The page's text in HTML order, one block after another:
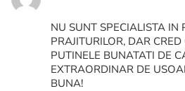
NU SUNT SPECIALISTA IN
PRAJITURILOR, DAR
PUTINELE BUNATATI DE
EXTRAORDINAR DE
BUNA!